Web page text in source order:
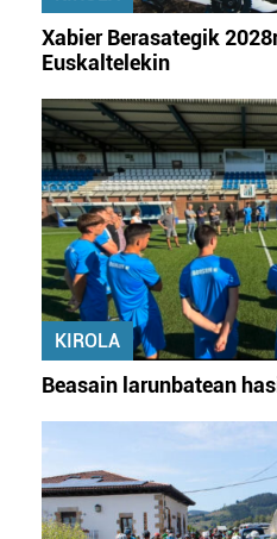
Xabier Berasategik
Euskaltelekin
KIROLA
Beasain larunbatean